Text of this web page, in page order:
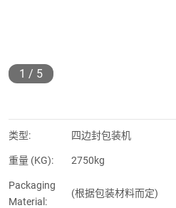
类型: 四边封包装机
重量 (KG): 2750kg
Packaging
Material:
(根据包装材料而定)
1 / 5